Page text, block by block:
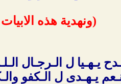
(ونهدية هذه
يـهـيا ل الـرجـال
يـهـدى ل الـكفو